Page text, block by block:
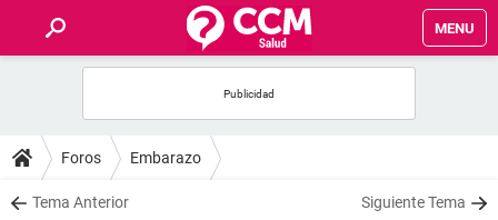
MENU
FOROS
SALUD
Foros Embarazo
Tema Anterior Siguiente Tema